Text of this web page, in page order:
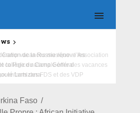
de la Russie rénove les
collège du Camp Général
Lamizana
Faso